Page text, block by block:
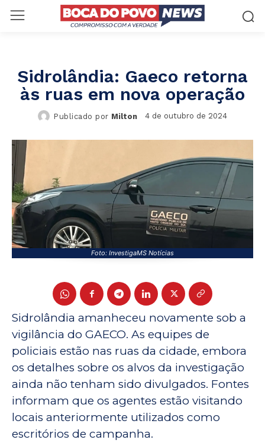
Sidrolândia: Gaeco retorna
às ruas em nova operação
Publicado por Milton 4 de outubro de 2024
Foto: InvestigaMS Notícias
Sidrolândia amanheceu novamente sob a
vigilância do GAECO. As equipes de
policiais estão nas ruas da cidade, embora
os detalhes sobre os alvos da investigação
ainda não tenham sido divulgados. Fontes
informam que os agentes estão visitando
locais anteriormente utilizados como
escritórios de campanha.